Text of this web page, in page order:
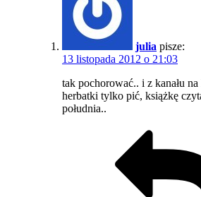
julia pisze:
13 listopada 2012 o 21:03
tak pochorować.. i z kanału
herbatki tylko pić, książkę
południa..